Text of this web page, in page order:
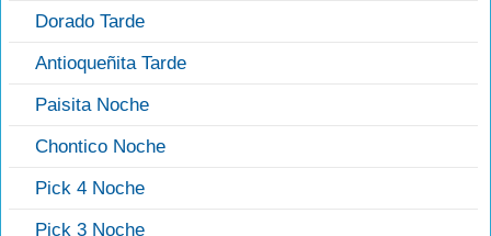
Dorado Tarde
Antioqueñita Tarde
Paisita Noche
Chontico Noche
Pick 4 Noche
Pick 3 Noche